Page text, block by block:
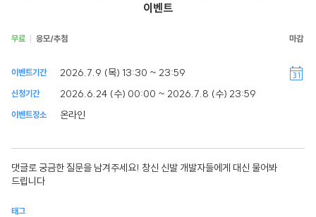
이벤트
무료 응모/추첨
이벤트기간 2026.7.9 (목) 13:30 ~ 23:59
신청기간 2026.6.24 (수) 00:00 ~ 2026.7.8 (수) 23:59
이벤트장소 온라인
댓글로 궁금한 질문을 남겨주세요! 창신 신발 개발자들에게 대신 물어봐
드립니다
태그